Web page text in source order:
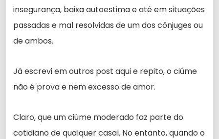
insegurança, baixa autoestima e até em situações
passadas e mal resolvidas de um dos cônjuges ou
de ambos.
Já escrevi em outros post aqui e repito, o ciúme
não é prova e nem excesso de amor.
Claro, que um ciúme moderado faz parte do
cotidiano de qualquer casal. No entanto, quando o